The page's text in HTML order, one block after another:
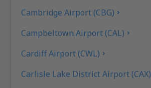
Cambridge Airport (CBG)
Campbeltown Airport (CAL)
Cardiff Airport (CWL)
Carlisle Lake District Airport (CAX)